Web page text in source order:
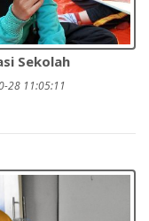
Sekolah
28 11:05:11